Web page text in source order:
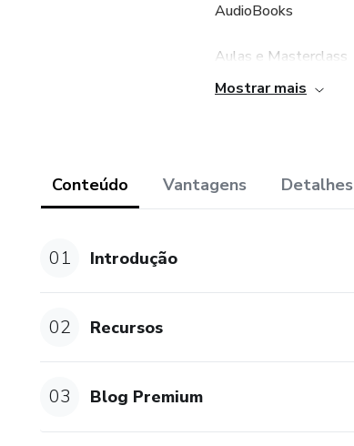
AudioBooks
Aulas e Masterclass
e muito mais…
Mostrar mais
Conteúdo Vantagens Detalhes
01 Introdução
02 Recursos
03 Blog Premium